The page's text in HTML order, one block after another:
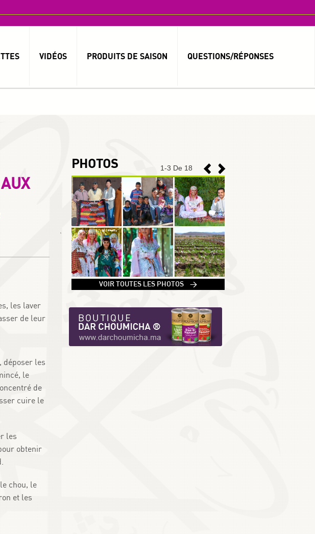
MOT DE PASSE OUBLIÉ ?
VIDÉOS PRODUITS DE SAISON QUESTIONS/RÉPONSES
les laver
de leur
déposer les
le
de
cuire le
les
obtenir
chou, le
et les
1-3 De 18
PHOTOS
1 VOIR TOUTES LES PHOTOS >